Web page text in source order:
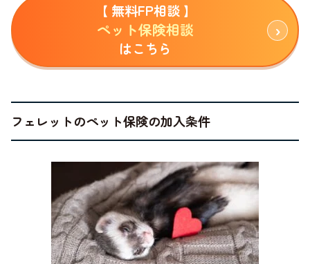
【 無料FP相談 】
ペット保険相談
はこちら
フェレットのペット保険の加入条件